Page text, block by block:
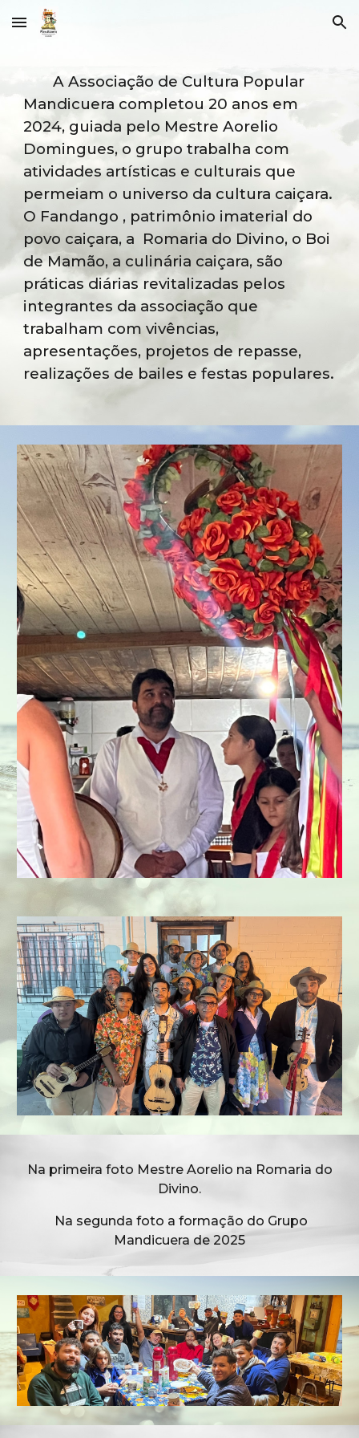
Skip to main content Skip to navigation
A Associação de Cultura Popular
Mandicuera completou 20 anos em
2024, guiada pelo Mestre Aorelio
Domingues, o grupo trabalha com
atividades artísticas e culturais que
permeiam o universo da cultura caiçara.
O Fandango , patrimônio imaterial do
povo caiçara, a Romaria do Divino, o Boi
de Mamão, a culinária caiçara, são
práticas diárias revitalizadas pelos
integrantes da associação que
trabalham com vivências,
apresentações, projetos de repasse,
realizações de bailes e festas populares.
Na primeira foto Mestre Aorelio na Romaria do
Divino.
Na segunda foto a formação do Grupo
Mandicuera de 2025